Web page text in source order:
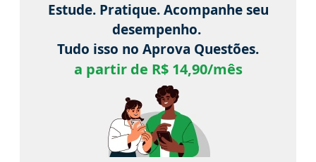
Estude. Pratique. Acompanhe seu
desempenho.
Tudo isso no Aprova Questões.
a partir de R$ 14,90/mês